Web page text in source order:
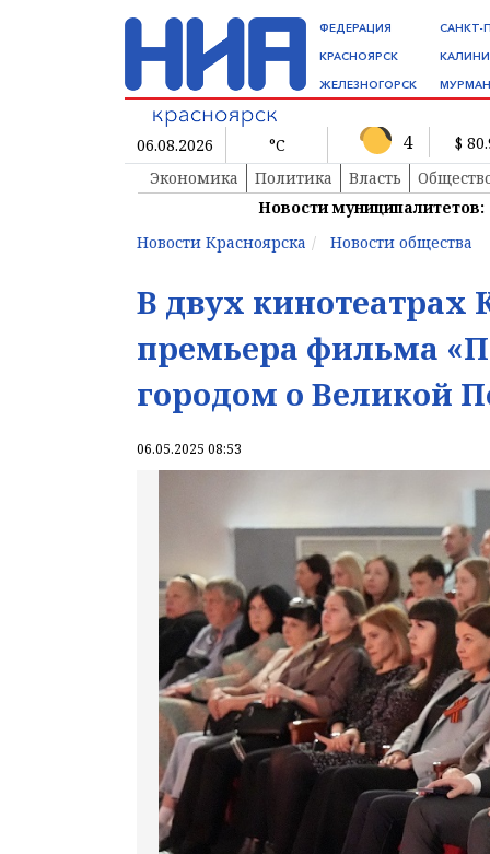
ФЕДЕРАЦИЯ
КРАСНОЯРСК
ЖЕЛЕЗНОГОРСК
САНКТ-
06.08.2026 °C 4
$
Экономика
Политика Власть
Новости муниципалитетов:
Новости Красноярска
Новости общества
В двух кинотеатрах
премьера фильма
городом о Великой
06.05.2025 08:53